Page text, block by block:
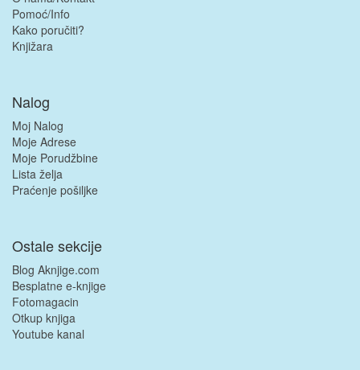
Pomoć/Info
Kako poručiti?
Knjižara
Nalog
Moj Nalog
Moje Adrese
Moje Porudžbine
Lista želja
Praćenje pošiljke
Ostale sekcije
Blog Aknjige.com
Besplatne e-knjige
Fotomagacin
Otkup knjiga
Youtube kanal